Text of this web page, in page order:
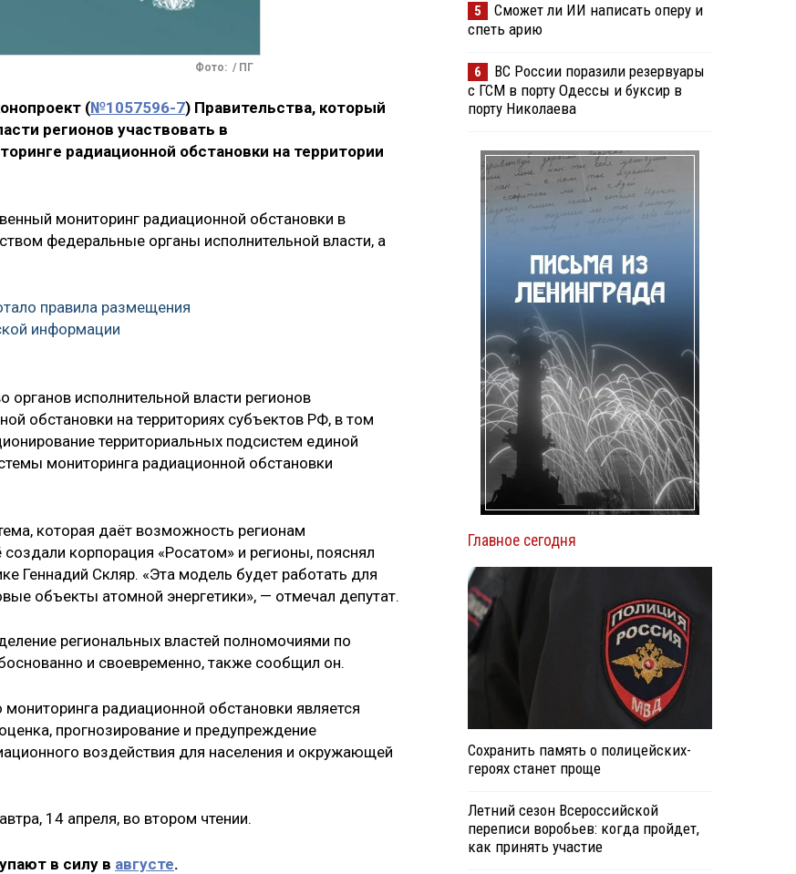
Фото: / ПГ
(№1057596-7) Правительства, который
регионов участвовать в
радиационной обстановки на территории
мониторинг радиационной обстановки в
федеральные органы исполнительной власти, а
правила размещения
информации
исполнительной власти регионов
обстановки на территориях субъектов РФ, в том
территориальных подсистем единой
мониторинга радиационной обстановки
которая даёт возможность регионам
корпорация «Росатом» и регионы, пояснял
Геннадий Скляр. «Эта модель будет работать для
объекты атомной энергетики», — отмечал депутат.
региональных властей полномочиями по
и своевременно, также сообщил он.
радиационной обстановки является
прогнозирование и предупреждение
воздействия для населения и окружающей
14 апреля, во втором чтении.
в силу в августе.
5
Сможет ли ИИ написать оперу и
спеть арию
6
ВС России поразили резервуары
с ГСМ в порту Одессы и буксир в
порту Николаева
Главное сегодня
Сохранить память о полицейских-
героях станет проще
Летний сезон Всероссийской
переписи воробьев: когда пройдет,
как принять участие